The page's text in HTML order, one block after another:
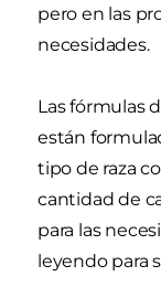
pero en las
necesidades.
Las fórmulas
están
tipo de raza
cantidad de
para las
leyendo para